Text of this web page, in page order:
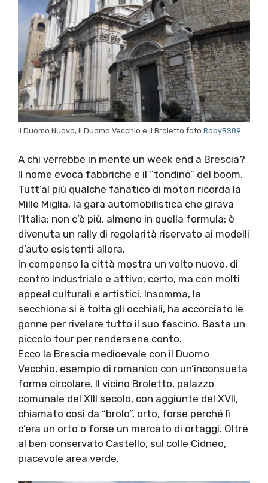
Il Duomo Nuovo, il Duomo Vecchio e il Broletto foto RobyBS89
A chi verrebbe in mente un week end a Brescia?
Il nome evoca fabbriche e il “tondino” del boom.
Tutt’al più qualche fanatico di motori ricorda la
Mille Miglia, la gara automobilistica che girava
l’Italia; non c’è più, almeno in quella formula: è
divenuta un rally di regolarità riservato ai modelli
d’auto esistenti allora.
In compenso la città mostra un volto nuovo, di
centro industriale e attivo, certo, ma con molti
appeal culturali e artistici. Insomma, la
secchiona si è tolta gli occhiali, ha accorciato le
gonne per rivelare tutto il suo fascino. Basta un
piccolo tour per rendersene conto.
Ecco la Brescia medioevale con il Duomo
Vecchio, esempio di romanico con un’inconsueta
forma circolare. Il vicino Broletto, palazzo
comunale del XIII secolo, con aggiunte del XVII,
chiamato così da “brolo”, orto, forse perché lì
c’era un orto o forse un mercato di ortaggi. Oltre
al ben conservato Castello, sul colle Cidneo,
piacevole area verde.